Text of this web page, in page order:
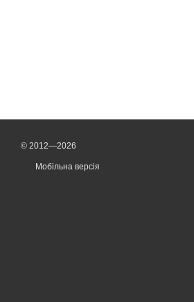
© 2012—2026
Мобільна версія